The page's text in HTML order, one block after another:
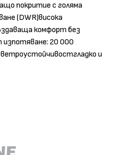
покритие с голяма
(DWR)висока
комфорт без
20 000
и